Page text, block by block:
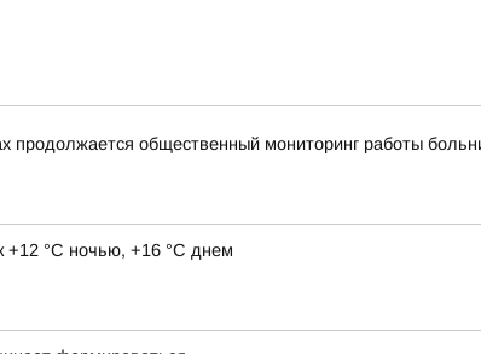
общественный мониторинг работы
+12 °C ночью, +16 °C днем